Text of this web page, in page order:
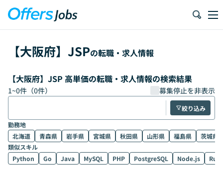
【大阪府】 JSPの転職・求人情報
【大阪府】JSP 高単価の転職・求人情報の検索結果
1~0件（0件） 募集停止を非表示
絞り込み
勤務地
北海道
青森県 岩手県 宮城県 秋田県 山形県 福島県
茨城県
類似スキル
Python
Go Java MySQL PHP PostgreSQL Node.js